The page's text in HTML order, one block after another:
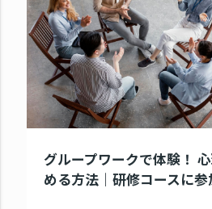
グループワークで体験！
める方法｜研修コースに